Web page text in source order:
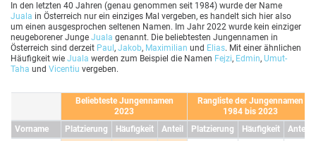
In den letzten 40 Jahren (genau genommen seit 1984) wurde der Name
Juala in Österreich nur ein einziges Mal vergeben, es handelt sich hier also
um einen ausgesprochen seltenen Namen. Im Jahr 2022 wurde kein einziger
neugeborener Junge Juala genannt. Die beliebtesten Jungennamen in
Österreich sind derzeit Paul , Jakob, Maximilian und Elias. Mit einer ähnlichen
Häufigkeit wie Juala werden zum Beispiel die Namen Fejzi, Edmin, Umut-
Taha und Vicentiu vergeben.
Beliebteste Jungennamen
2023
Rangliste der Jungennamen
1984 bis 2023
Vorname
Platzierung Häufigkeit Anteil Platzierung Häufigkeit
Anteil